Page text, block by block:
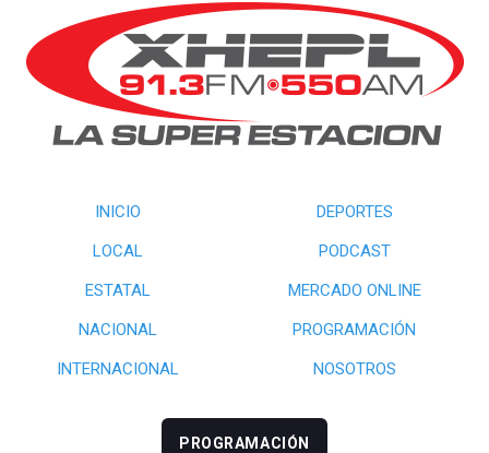
INICIO
DEPORTES
LOCAL
PODCAST
ESTATAL
MERCADO ONLINE
NACIONAL
PROGRAMACIÓN
INTERNACIONAL
NOSOTROS
PROGRAMACIÓN